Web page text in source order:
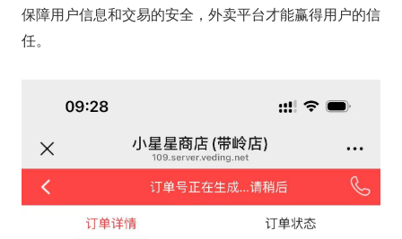
保障用户信息和交易的安全，外卖平台才能赢得用户的信
任。